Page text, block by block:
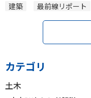
建築
最前線リポート
カテゴリ
土木